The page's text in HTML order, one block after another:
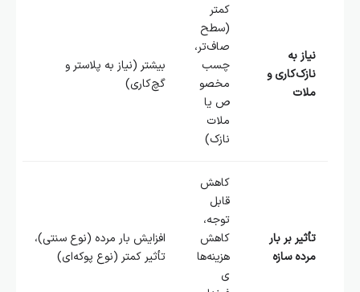
نیاز به
نازک‌کاری و
ملات
کمتر
(سطح
صاف‌تر،
چسب
مخصو
ص یا
ملات
نازک)
بیشتر (نیاز به پلاستر و
گچ‌کاری)
تأثیر بر بار
مرده سازه
کاهش
قابل
توجه،
کاهش
هزینه‌ها
ی
افزایش بار مرده (نوع سنتی)،
تأثیر کمتر (نوع پوکه‌ای)